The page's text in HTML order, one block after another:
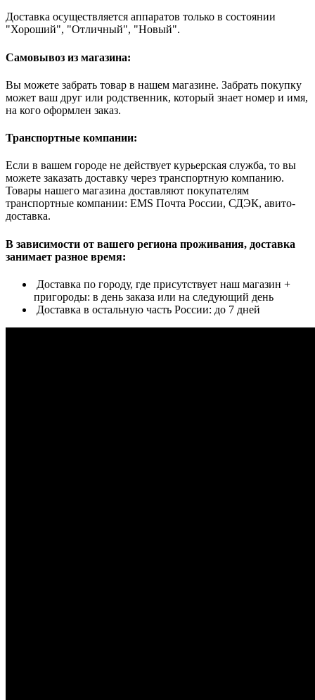
Доставка осуществляется аппаратов только в состоянии
"Хороший", "Отличный", "Новый".
Самовывоз из магазина:
Вы можете забрать товар в нашем магазине. Забрать покупку
может ваш друг или родственник, который знает номер и имя,
на кого оформлен заказ.
Транспортные компании:
Если в вашем городе не действует курьерская служба, то вы
можете заказать доставку через транспортную компанию.
Товары нашего магазина доставляют покупателям
транспортные компании: EMS Почта России, СДЭК, авито-
доставка.
В зависимости от вашего региона проживания, доставка
занимает разное время:
Доставка по городу, где присутствует наш магазин +
пригороды: в день заказа или на следующий день
Доставка в остальную часть России: до 7 дней